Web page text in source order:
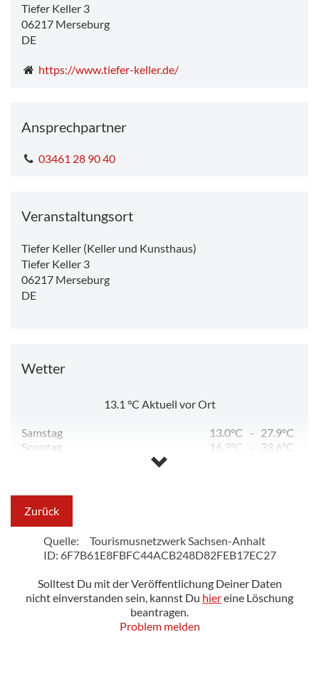
Tiefer Keller 3
06217 Merseburg
DE
https://www.tiefer-keller.de/
Ansprechpartner
03461 28 90 40
Veranstaltungsort
Tiefer Keller (Keller und Kunsthaus)
Tiefer Keller 3
06217 Merseburg
DE
Wetter
13.1 °C Aktuell vor Ort
Samstag 13.0°C - 27.9°C
Sonntag
16.3°C -
33.6°C
Zurück
Quelle:
Tourismusnetzwerk Sachsen-Anhalt
ID: 6F7B61E8FBFC44ACB248D82FEB17EC27
Solltest Du mit der Veröffentlichung Deiner Daten
nicht einverstanden sein, kannst Du hiereine Löschung
beantragen.
Problem melden